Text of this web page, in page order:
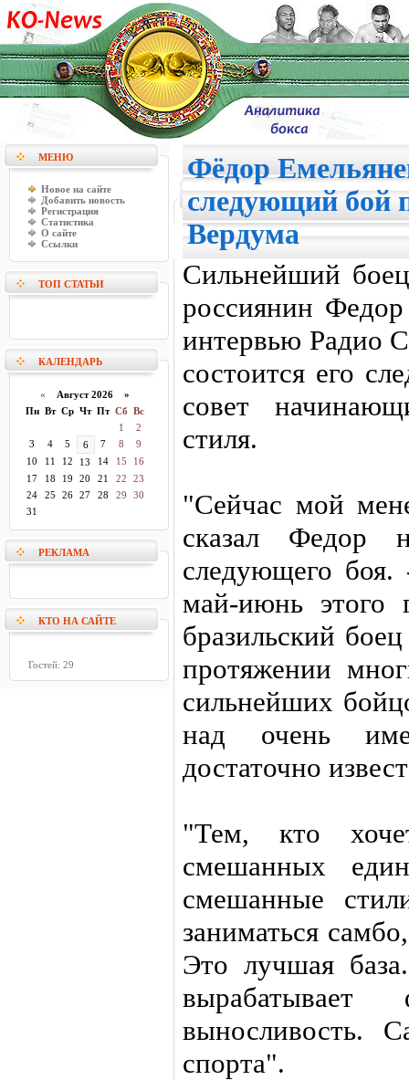
МЕНЮ
Новое на сайте
Добавить новость
Регистрация
Статистика
О сайте
Ссылки
ТОП СТАТЬИ
КАЛЕНДАРЬ
« Август 2026 »
Пн Вт Ср Чт Пт Сб Вс
1
2
3
4 5 6 7 8
9
10
11 12 13 14 15
16
17
18 19 20 21 22
23
24
25 26 27 28 29
30
31
РЕКЛАМА
КТО НА САЙТЕ
Гостей: 29
Фёдор
следующий бой
Вердума
Сильнейший
россиянин Федор
интервью Радио
состоится его
совет
стиля.
"Сейчас мой
сказал Федор
следующего боя.
май-июнь этого
бразильский
протяжении
сильнейших
над очень
достаточно
"Тем, кто
смешанных
смешанные
заниматься
Это лучшая
выносливость.
спорта".